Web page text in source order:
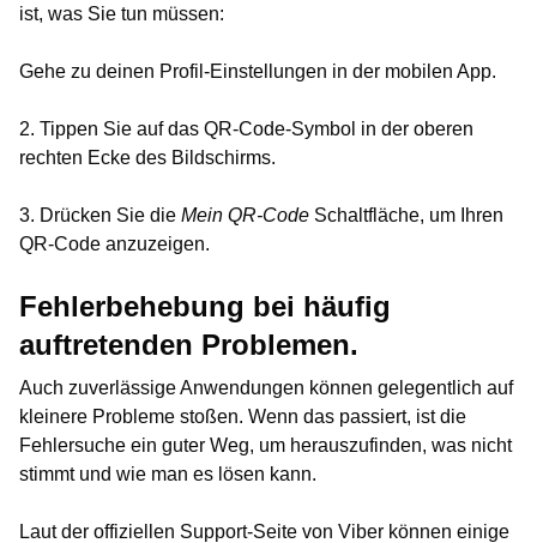
ist, was Sie tun müssen:
Gehe zu deinen Profil-Einstellungen in der mobilen App.
2. Tippen Sie auf das QR-Code-Symbol in der oberen
rechten Ecke des Bildschirms.
3. Drücken Sie die Mein QR-Code Schaltfläche, um Ihren
QR-Code anzuzeigen.
Fehlerbehebung bei häufig
auftretenden Problemen.
Auch zuverlässige Anwendungen können gelegentlich auf
kleinere Probleme stoßen. Wenn das passiert, ist die
Fehlersuche ein guter Weg, um herauszufinden, was nicht
stimmt und wie man es lösen kann.
Laut der offiziellen Support-Seite von Viber können einige